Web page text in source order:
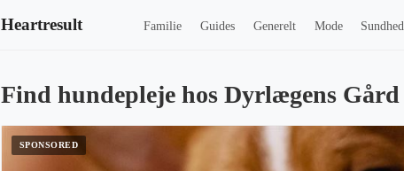
Heartresult Familie Guides Generelt Mode Sundhed
Find hundepleje hos Dyrlægens Gård